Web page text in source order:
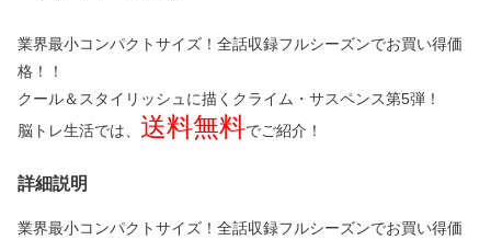
業界最小コンパクトサイズ！全話収録フルシーズンでお買い得価
格！！
クール＆スタイリッシュに描くクライム・サスペンス第5弾！
脳トレ生活では、 送料無料でご紹介！
詳細説明
業界最小コンパクトサイズ！全話収録フルシーズンでお買い得価